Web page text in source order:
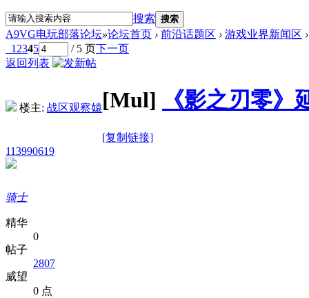
搜索 搜索
A9VG电玩部落论坛»论坛首页 › 前沿话题区 › 游戏业界新闻区 ›
1 2345 / 5 页下一页
返回列表
楼主: 战区观察媴[Mul] 《影之刃零
[复制链接]
113990619
骑士
精华
0
帖子
2807
威望
0 点